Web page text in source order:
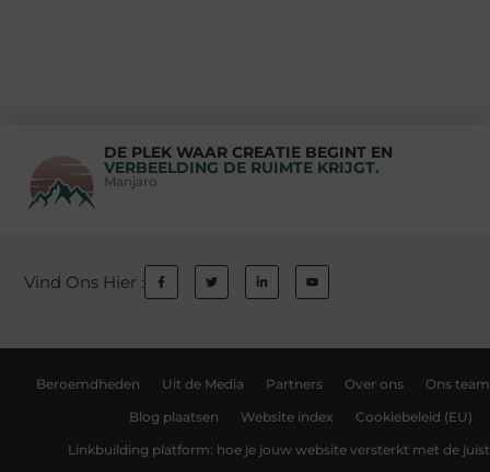
DE PLEK WAAR CREATIE BEGINT EN
VERBEELDING DE RUIMTE KRIJGT.
Manjaro
Vind Ons Hier :
Beroemdheden Uit de Media Partners Over ons Ons team
Blog plaatsen Website index Cookiebeleid (EU)
Linkbuilding platform: hoe je jouw website versterkt met de